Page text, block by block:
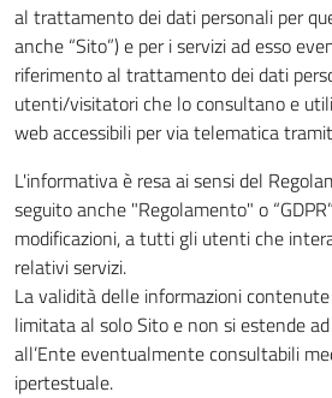
al trattamento dei dati personali per
anche “Sito”) e per i servizi ad esso
riferimento al trattamento dei dati
utenti/visitatori che lo consultano e
web accessibili per via telematica
L'informativa è resa ai sensi del
seguito anche "Regolamento" o
modificazioni, a tutti gli utenti che
relativi servizi.
La validità delle informazioni
limitata al solo Sito e non si estende
all’Ente eventualmente consultabili
ipertestuale.